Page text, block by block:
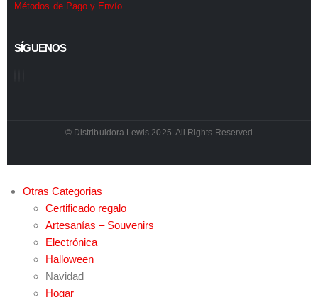
Métodos de Pago y Envío
SÍGUENOS
© Distribuidora Lewis 2025. All Rights Reserved
Otras Categorias
Certificado regalo
Artesanías – Souvenirs
Electrónica
Halloween
Navidad
Hogar